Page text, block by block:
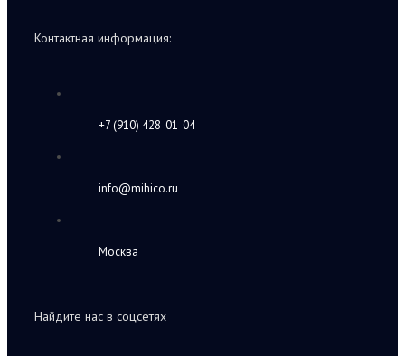
Контактная информация:
+7 (910) 428-01-04
info@mihico.ru
Москва
Найдите нас в соцсетях